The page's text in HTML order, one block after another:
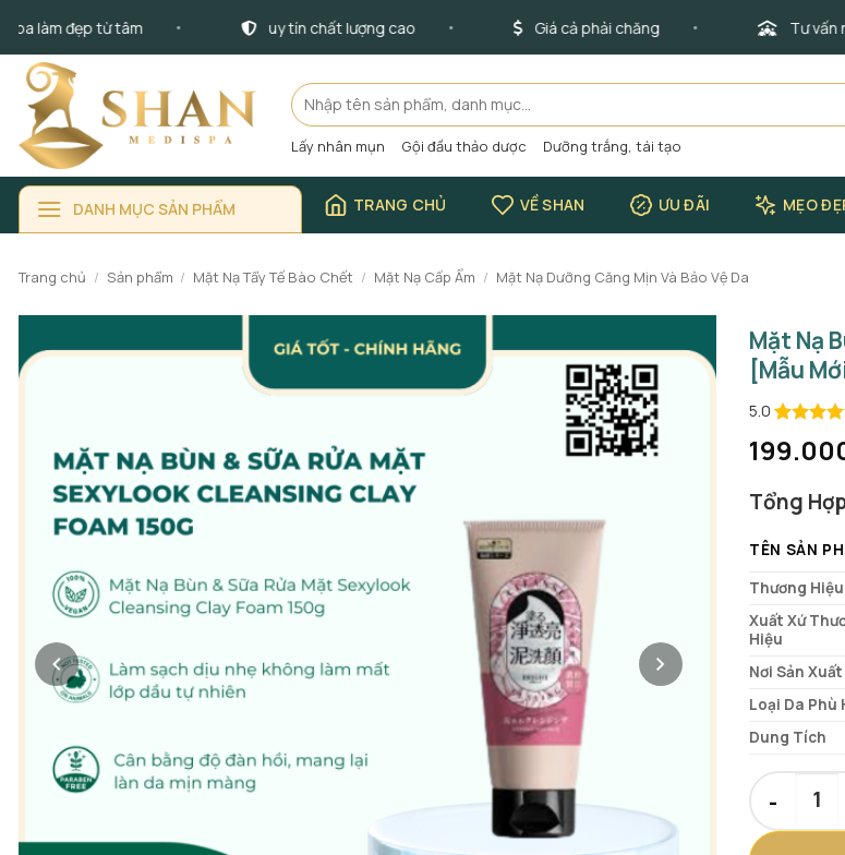
qua
dung
làm đẹp từ tâm uy tín chất lượng cao Giá cả phải chăng Tư vấn
Tìm
kiếm:
Lấy nhân mụn Gội đầu thảo dược Dưỡng trắng, tái tạo
DANH MỤC SẢN PHẨM TRANG CHỦ VỀ SHAN ƯU ĐÃI MẸO
Trang chủ / Sản phẩm / Mặt Nạ Tẩy Tế Bào Chết / Mặt Nạ Cấp Ẩm / Mặt Nạ Dưỡng Căng Mịn Và Bảo Vệ Da
Mặt Nạ
[Mẫu
5.0
dựa trên
Giá
gốc
là:
Giá
hiện
tại
là:
Tổng
TÊN SẢN
Thương Hiệu
Xuất Xứ
Hiệu
Nơi Sản Xuất
Loại Da Phù
Dung Tích